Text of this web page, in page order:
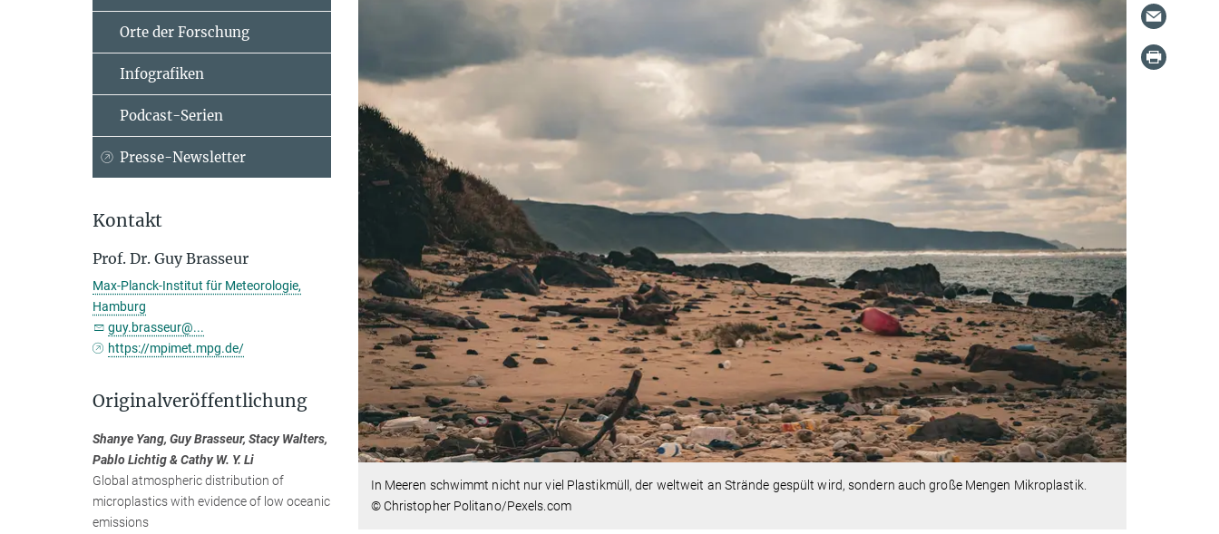
In Meeren schwimmt nicht nur viel Plastikmüll, der weltweit an Strände gespült wird, sondern auch große Mengen Mikroplastik.
© Christopher Politano/Pexels.com
Orte der Forschung
Infografiken
Podcast-Serien
Presse-Newsletter
Kontakt
Prof. Dr. Guy Brasseur
Max-Planck-Institut für Meteorologie,
Hamburg
guy.brasseur@...
https://mpimet.mpg.de/
Originalveröffentlichung
Shanye Yang, Guy Brasseur, Stacy Walters,
Pablo Lichtig & Cathy W. Y. Li
Global atmospheric distribution of
microplastics with evidence of low oceanic
emissions